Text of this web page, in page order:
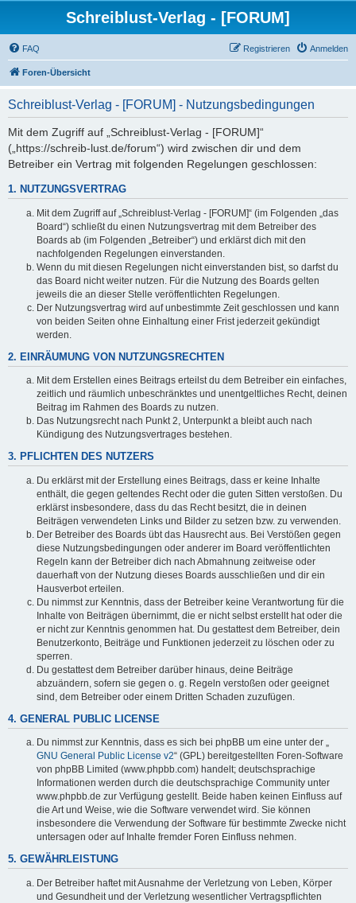
Schreiblust-Verlag - [FORUM]
FAQ Anmelden
Registrieren
Foren-Übersicht
Schreiblust-Verlag - [FORUM] - Nutzungsbedingungen
Mit dem Zugriff auf „Schreiblust-Verlag - [FORUM]“
(„https://schreib-lust.de/forum“) wird zwischen dir und dem
Betreiber ein Vertrag mit folgenden Regelungen geschlossen:
1. NUTZUNGSVERTRAG
Mit dem Zugriff auf „Schreiblust-Verlag - [FORUM]“ (im Folgenden „das
Board“) schließt du einen Nutzungsvertrag mit dem Betreiber des
Boards ab (im Folgenden „Betreiber“) und erklärst dich mit den
nachfolgenden Regelungen einverstanden.
Wenn du mit diesen Regelungen nicht einverstanden bist, so darfst du
das Board nicht weiter nutzen. Für die Nutzung des Boards gelten
jeweils die an dieser Stelle veröffentlichten Regelungen.
Der Nutzungsvertrag wird auf unbestimmte Zeit geschlossen und kann
von beiden Seiten ohne Einhaltung einer Frist jederzeit gekündigt
werden.
2. EINRÄUMUNG VON NUTZUNGSRECHTEN
Mit dem Erstellen eines Beitrags erteilst du dem Betreiber ein einfaches,
zeitlich und räumlich unbeschränktes und unentgeltliches Recht, deinen
Beitrag im Rahmen des Boards zu nutzen.
Das Nutzungsrecht nach Punkt 2, Unterpunkt a bleibt auch nach
Kündigung des Nutzungsvertrages bestehen.
3. PFLICHTEN DES NUTZERS
Du erklärst mit der Erstellung eines Beitrags, dass er keine Inhalte
enthält, die gegen geltendes Recht oder die guten Sitten verstoßen. Du
erklärst insbesondere, dass du das Recht besitzt, die in deinen
Beiträgen verwendeten Links und Bilder zu setzen bzw. zu verwenden.
Der Betreiber des Boards übt das Hausrecht aus. Bei Verstößen gegen
diese Nutzungsbedingungen oder anderer im Board veröffentlichten
Regeln kann der Betreiber dich nach Abmahnung zeitweise oder
dauerhaft von der Nutzung dieses Boards ausschließen und dir ein
Hausverbot erteilen.
Du nimmst zur Kenntnis, dass der Betreiber keine Verantwortung für die
Inhalte von Beiträgen übernimmt, die er nicht selbst erstellt hat oder die
er nicht zur Kenntnis genommen hat. Du gestattest dem Betreiber, dein
Benutzerkonto, Beiträge und Funktionen jederzeit zu löschen oder zu
sperren.
Du gestattest dem Betreiber darüber hinaus, deine Beiträge
abzuändern, sofern sie gegen o. g. Regeln verstoßen oder geeignet
sind, dem Betreiber oder einem Dritten Schaden zuzufügen.
4. GENERAL PUBLIC LICENSE
Du nimmst zur Kenntnis, dass es sich bei phpBB um eine unter der „
GNU General Public License v2“ (GPL) bereitgestellten Foren-Software
von phpBB Limited (www.phpbb.com) handelt; deutschsprachige
Informationen werden durch die deutschsprachige Community unter
www.phpbb.de zur Verfügung gestellt. Beide haben keinen Einfluss auf
die Art und Weise, wie die Software verwendet wird. Sie können
insbesondere die Verwendung der Software für bestimmte Zwecke nicht
untersagen oder auf Inhalte fremder Foren Einfluss nehmen.
5. GEWÄHRLEISTUNG
Der Betreiber haftet mit Ausnahme der Verletzung von Leben, Körper
und Gesundheit und der Verletzung wesentlicher Vertragspflichten